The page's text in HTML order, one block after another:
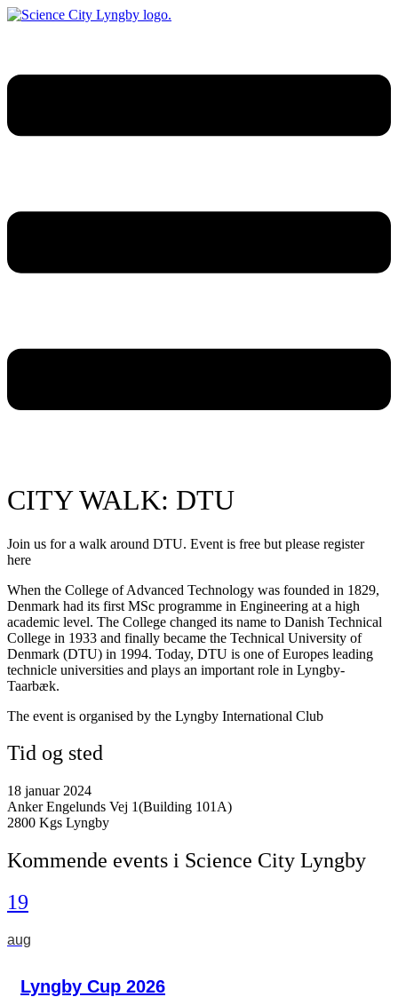
Videre
CITY WALK: DTU
Join us for a walk around DTU. Event is free but please register
here
When the College of Advanced Technology was founded in 1829,
Denmark had its first MSc programme in Engineering at a high
academic level. The College changed its name to Danish Technical
College in 1933 and finally became the Technical University of
Denmark (DTU) in 1994. Today, DTU is one of Europes leading
technicle universities and plays an important role in Lyngby-
Taarbæk.
The event is organised by the Lyngby International Club
Tid og sted
18 januar 2024
Anker Engelunds Vej 1(Building 101A)
2800 Kgs Lyngby
Kommende events i Science City Lyngby
19
aug
Lyngby Cup 2026